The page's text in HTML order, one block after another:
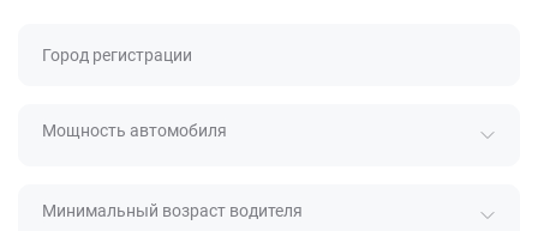
Город регистрации
Мощность автомобиля
Минимальный возраст водителя